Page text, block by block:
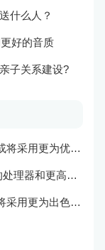
什么人？
好的音质
子关系建设?
的处理器和屏幕技术
和更高速的网络
的屏幕和实用功能